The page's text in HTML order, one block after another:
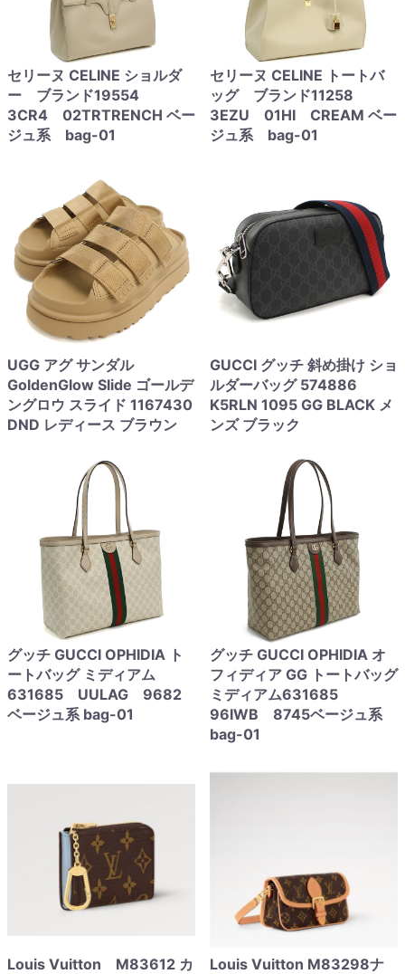
セリーヌ CELINE ショルダ
ー ブランド19554
3CR4 02TRTRENCH ベー
ジュ系 bag-01
セリーヌ CELINE トートバ
ッグ ブランド11258
3EZU 01HI CREAM ベー
ジュ系 bag-01
UGG アグ サンダル
GoldenGlow Slide ゴールデ
ングロウ スライド 1167430
DND レディース ブラウン
GUCCI グッチ 斜め掛け ショ
ルダーバッグ 574886
K5RLN 1095 GG BLACK メ
ンズ ブラック
グッチ GUCCI OPHIDIA ト
ートバッグ ミディアム
631685 UULAG 9682
ベージュ系 bag-01
グッチ GUCCI OPHIDIA オ
フィディア GG トートバッグ
ミディアム631685
96IWB 8745ベージュ系
bag-01
Louis Vuitton M83612 カ
Louis Vuitton M83298ナ